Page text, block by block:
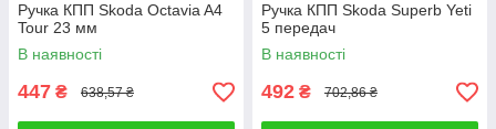
Ручка КПП Skoda Octavia A4
Tour 23 мм
В наявності
447 ₴ 638,57 ₴
Ручка КПП Skoda Superb Yeti
5 передач
В наявності
492 ₴ 702,86 ₴